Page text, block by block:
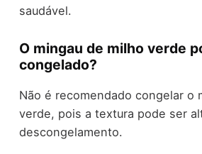
saudável.
O mingau de milho verde
congelado?
Não é recomendado congelar o
verde, pois a textura pode ser
descongelamento.